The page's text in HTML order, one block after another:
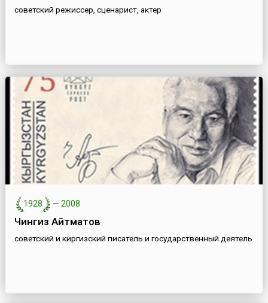
советский режиссер, сценарист, актер
1928 — 2008
Чингиз Айтматов
советский и киргизский писатель и государственный деятель